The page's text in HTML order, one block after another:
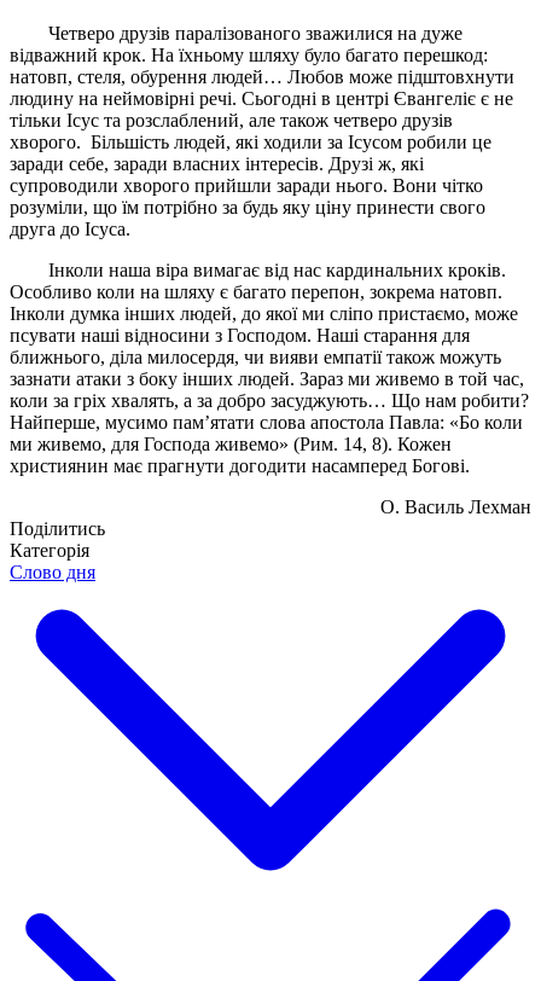
Четверо друзів паралізованого зважилися на дуже
відважний крок. На їхньому шляху було багато перешкод:
натовп, стеля, обурення людей… Любов може підштовхнути
людину на неймовірні речі. Сьогодні в центрі Євангеліє є не
тільки Ісус та розслаблений, але також четверо друзів
хворого. Більшість людей, які ходили за Ісусом робили це
заради себе, заради власних інтересів. Друзі ж, які
супроводили хворого прийшли заради нього. Вони чітко
розуміли, що їм потрібно за будь яку ціну принести свого
друга до Ісуса.
Інколи наша віра вимагає від нас кардинальних кроків.
Особливо коли на шляху є багато перепон, зокрема натовп.
Інколи думка інших людей, до якої ми сліпо пристаємо, може
псувати наші відносини з Господом. Наші старання для
ближнього, діла милосердя, чи вияви емпатії також можуть
зазнати атаки з боку інших людей. Зараз ми живемо в той час,
коли за гріх хвалять, а за добро засуджують… Що нам робити?
Найперше, мусимо пам’ятати слова апостола Павла: «Бо коли
ми живемо, для Господа живемо» (Рим. 14, 8). Кожен
християнин має прагнути догодити насамперед Богові.
О. Василь Лехман
Поділитись
Категорія
Слово дня